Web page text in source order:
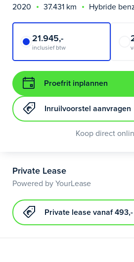
2020
37.431 km Hybride
21.945,-
inclusief btw
Proefrit inplannen
Inruilvoorstel aanvragen
Koop direct
Private Lease
Powered by YourLease
Private lease vanaf